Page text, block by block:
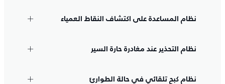
نظام المساعدة على اكتشاف النقاط العمياء
نظام التحذير عند مغادرة حارة السير
نظام كبح تلقائي في حالة الطوارئ